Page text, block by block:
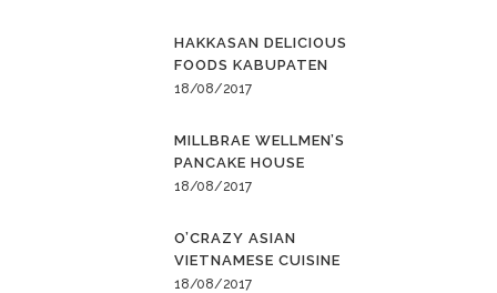
HAKKASAN DELICIOUS
FOODS KABUPATEN
18/08/2017
MILLBRAE WELLMEN’S
PANCAKE HOUSE
18/08/2017
O’CRAZY ASIAN
VIETNAMESE CUISINE
18/08/2017